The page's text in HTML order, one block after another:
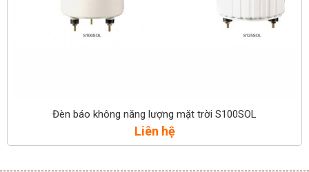
Đèn báo không năng lượng mặt trời S100SOL
Liên hệ